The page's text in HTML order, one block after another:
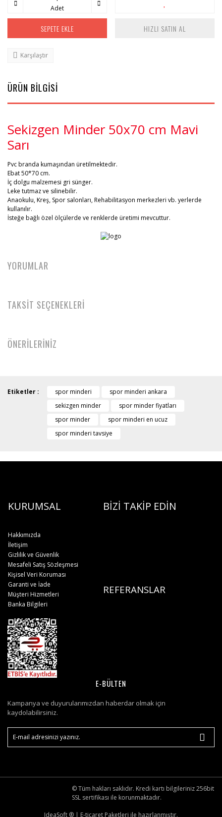
Adet
SEPETE EKLE HIZLI SATIN AL
Karşılaştır
ÜRÜN BİLGİSİ
Sekizgen Minder 50x70 cm Mavi
Sarı
Pvc branda kumaşından üretilmektedir.
Ebat 50*70 cm.
İç dolgu malzemesi gri sünger.
Leke tutmaz ve silinebilir.
Anaokulu, Kreş, Spor salonları, Rehabilitasyon merkezleri vb. yerlerde
kullanılır.
İsteğe bağlı özel ölçülerde ve renklerde üretimi mevcuttur.
YORUMLAR
TAKSİT SEÇENEKLERİ
ÖNERİLERİNİZ
Etiketler : spor minderi
spor minderi ankara
sekizgen minder
spor minder fiyatları
spor minder
spor minderi en ucuz
spor minderi tavsiye
KURUMSAL BİZİ TAKİP EDİN
Hakkımızda
İletişim
Gizlilik ve Güvenlik
Mesafeli Satış Sözleşmesi
Kişisel Veri Koruması
REFERANSLAR
Garanti ve İade
Müşteri Hizmetleri
Banka Bilgileri
E-BÜLTEN
Kampanya ve duyurularımızdan haberdar olmak için
kaydolabilirsiniz.
© Tüm hakları saklıdır. Kredi kartı bilgileriniz 256bit
SSL sertifikası ile korunmaktadır.
IdeaSoft ® | E-ticaret Paketleri ile hazırlanmıştır.